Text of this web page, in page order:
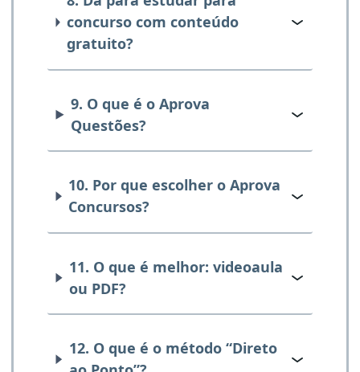
concurso com conteúdo
gratuito?
9. O que é o Aprova
Questões?
10. Por que escolher o Aprova
Concursos?
11. O que é melhor: videoaula
ou PDF?
12. O que é o método “Direto